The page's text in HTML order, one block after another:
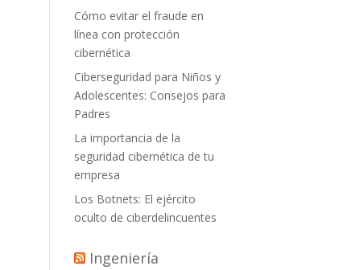
Cómo evitar el fraude en
línea con protección
cibernética
Ciberseguridad para Niños y
Adolescentes: Consejos para
Padres
La importancia de la
seguridad cibernética de tu
empresa
Los Botnets: El ejército
oculto de ciberdelincuentes
Ingeniería